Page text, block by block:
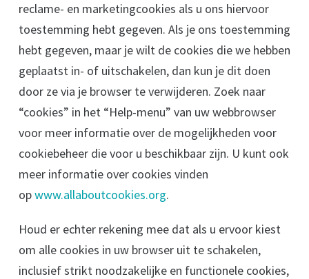
reclame- en marketingcookies als u ons hiervoor
toestemming hebt gegeven. Als je ons toestemming
hebt gegeven, maar je wilt de cookies die we hebben
geplaatst in- of uitschakelen, dan kun je dit doen
door ze via je browser te verwijderen. Zoek naar
“cookies” in het “Help-menu” van uw webbrowser
voor meer informatie over de mogelijkheden voor
cookiebeheer die voor u beschikbaar zijn. U kunt ook
meer informatie over cookies vinden
opwww.allaboutcookies.org.
Houd er echter rekening mee dat als u ervoor kiest
om alle cookies in uw browser uit te schakelen,
inclusief strikt noodzakelijke en functionele cookies,